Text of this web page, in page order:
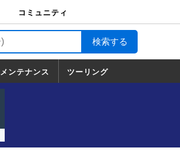
コミュニティ
メンテナンス ツーリング